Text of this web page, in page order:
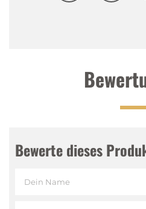
Dezent süss,
Dezent süss mit
Bewerte dieses